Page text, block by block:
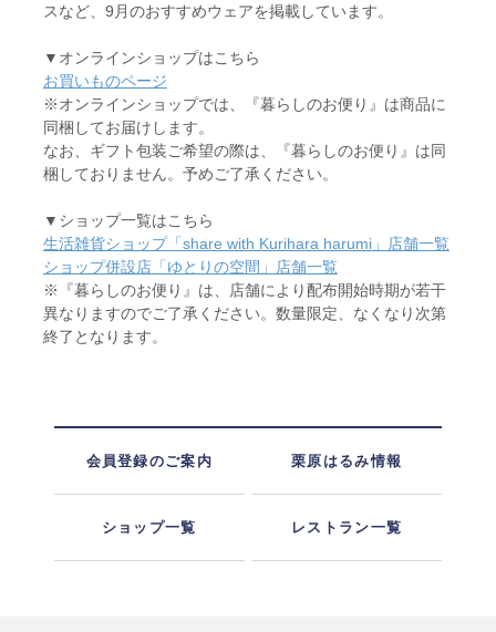
スなど、9月のおすすめウェアを掲載しています。
▼オンラインショップはこちら
お買いものページ
※オンラインショップでは、『暮らしのお便り』は商品に
同梱してお届けします。
なお、ギフト包装ご希望の際は、『暮らしのお便り』は同
梱しておりません。予めご了承ください。
▼ショップ一覧はこちら
生活雑貨ショップ「share with Kurihara harumi」店舗一覧
ショップ併設店「ゆとりの空間」店舗一覧
※『暮らしのお便り』は、店舗により配布開始時期が若干
異なりますのでご了承ください。数量限定、なくなり次第
終了となります。
会員登録のご案内 栗原はるみ情報
ショップ一覧 レストラン一覧